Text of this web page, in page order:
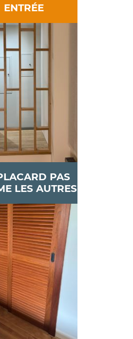
ENTRÉE
PAS
LES AUTRES